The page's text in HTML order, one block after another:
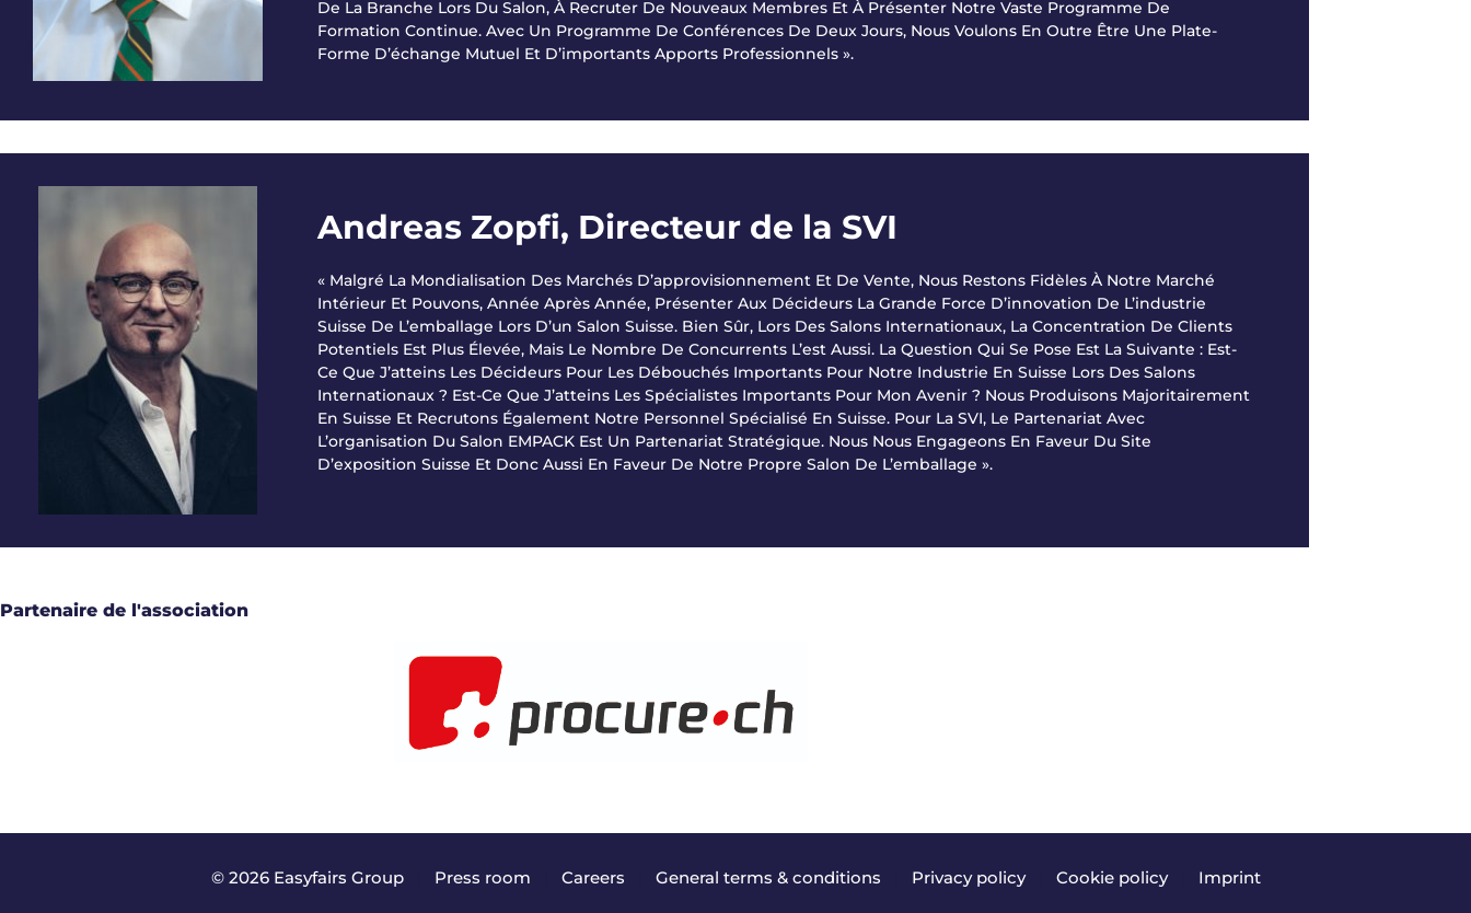
De La Branche Lors Du Salon, À Recruter De Nouveaux Membres Et À Présenter Notre Vaste Programme De
Formation Continue. Avec Un Programme De Conférences De Deux Jours, Nous Voulons En Outre Être Une Plate-
Forme D’échange Mutuel Et D’importants Apports Professionnels ».
Andreas Zopfi, Directeur de la SVI
« Malgré La Mondialisation Des Marchés D’approvisionnement Et De Vente, Nous Restons Fidèles À Notre Marché
Intérieur Et Pouvons, Année Après Année, Présenter Aux Décideurs La Grande Force D’innovation De L’industrie
Suisse De L’emballage Lors D’un Salon Suisse. Bien Sûr, Lors Des Salons Internationaux, La Concentration De Clients
Potentiels Est Plus Élevée, Mais Le Nombre De Concurrents L’est Aussi. La Question Qui Se Pose Est La Suivante : Est-
Ce Que J’atteins Les Décideurs Pour Les Débouchés Importants Pour Notre Industrie En Suisse Lors Des Salons
Internationaux ? Est-Ce Que J’atteins Les Spécialistes Importants Pour Mon Avenir ? Nous Produisons Majoritairement
En Suisse Et Recrutons Également Notre Personnel Spécialisé En Suisse. Pour La SVI, Le Partenariat Avec
L’organisation Du Salon EMPACK Est Un Partenariat Stratégique. Nous Nous Engageons En Faveur Du Site
D’exposition Suisse Et Donc Aussi En Faveur De Notre Propre Salon De L’emballage ».
Partenaire de l'association
© 2026 Easyfairs Group| Press room Careers General terms & conditions Privacy policy| Cookie policy| Imprint